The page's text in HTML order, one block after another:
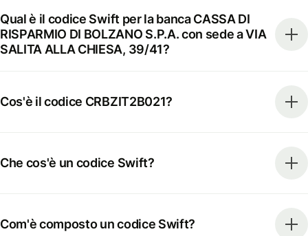
Qual è il codice Swift per la banca CASSA DI
RISPARMIO DI BOLZANO S.P.A. con sede a VIA
SALITA ALLA CHIESA, 39/41?
Cos'è il codice CRBZIT2B021?
Che cos'è un codice Swift?
Com'è composto un codice Swift?